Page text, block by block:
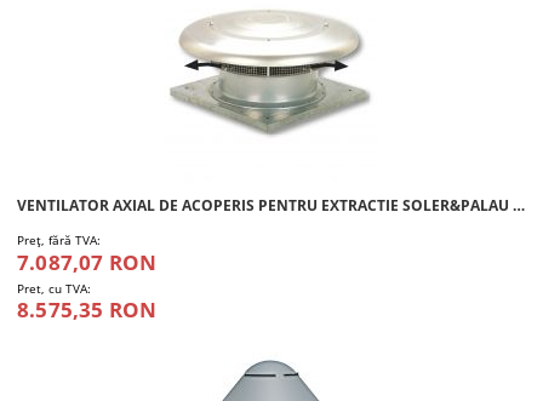
VENTILATOR AXIAL DE ACOPERIS PENTRU EXTRACTIE SOLER&PALAU HCTT/4-710-B
Preţ, fără TVA:
7.087,07 RON
Pret, cu TVA:
8.575,35 RON